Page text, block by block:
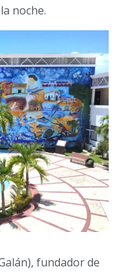
noche.
fundador de